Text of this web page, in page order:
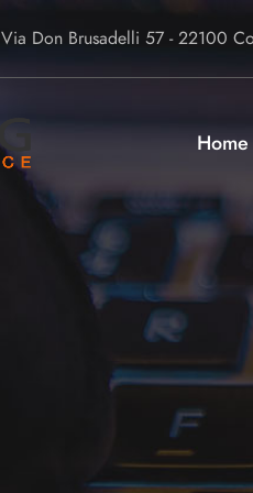
Via Don Brusadelli 57 - 22100
Home